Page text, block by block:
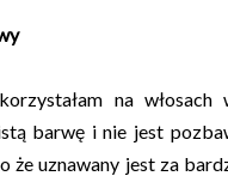
na
barwę i nie jest
że uznawany jest za